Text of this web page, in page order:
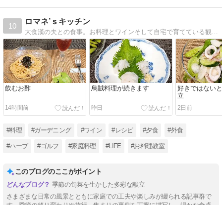
10
ロマネ’ｓキッチン
大食漢の夫との食事。お料理とワインそして自宅で育てている観葉植物やハーブ。日記のつもりで書いてます。
飲むお酢
14時間前
烏賊料理が続きます
昨日
好きではない
立
2日前
#料理 #ガーデニング #ワイン #レシピ #夕食 #外食
#ハーブ #ゴルフ #家庭料理 #LIFE #お料理教室
このブログのここがポイント
季節の旬菜を生かした多彩な献立
さまざまな日常の風景とともに家庭での工夫や楽しみが綴られる記事群で